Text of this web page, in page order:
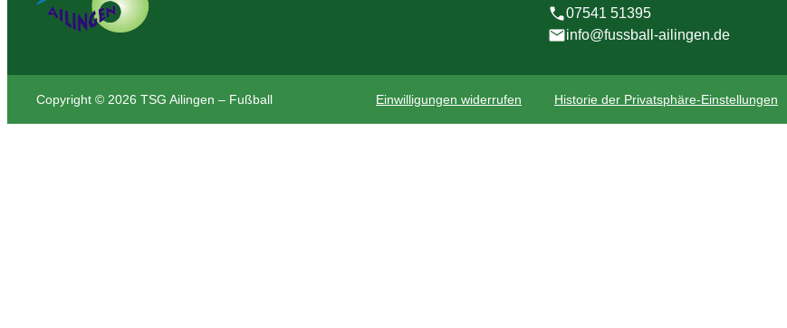
07541 51395
info@fussball-ailingen.de
Copyright © 2026 TSG Ailingen – Fußball Einwilligungen widerrufen Historie der Privatsphäre-Einstellungen